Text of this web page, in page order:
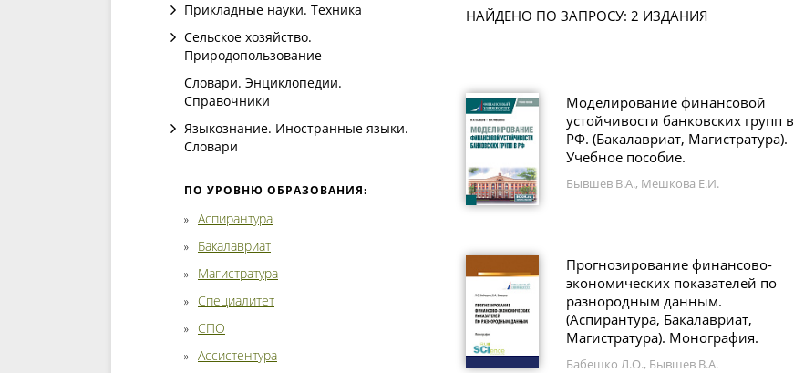
Прикладные науки. Техника
Сельское хозяйство.
Природопользование
Словари. Энциклопедии.
Справочники
Языкознание. Иностранные языки.
Словари
ПО УРОВНЮ ОБРАЗОВАНИЯ:
Аспирантура
Бакалавриат
Магистратура
Специалитет
СПО
Ассистентура
НАЙДЕНО ПО ЗАПРОСУ: 2 ИЗДАНИЯ
Моделирование финансовой
устойчивости банковских групп в
РФ. (Бакалавриат, Магистратура).
Учебное пособие.
Бывшев В.А., Мешкова Е.И.
Прогнозирование финансово-
экономических показателей по
разнородным данным.
(Аспирантура, Бакалавриат,
Магистратура). Монография.
Бабешко Л.О., Бывшев В.А.